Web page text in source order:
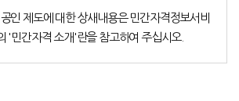
인 제도에 대한 상새내용은 민간자격정보서비
민간자격 소개'란을 참고하여 주십시오.